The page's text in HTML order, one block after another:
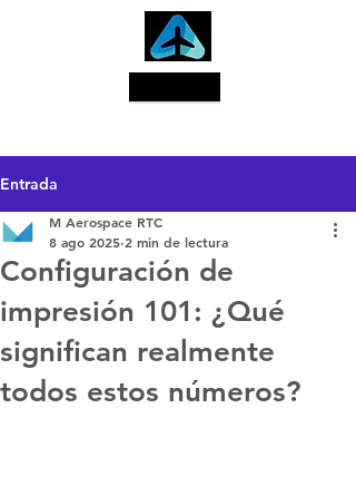
Entrada
Configuración de
impresión 101: ¿Qué
significan realmente
todos estos números?
M Aerospace RTC
8 ago 2025 2 min de lectura